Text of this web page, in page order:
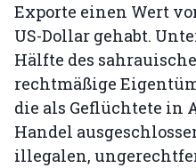
Exporte einen Wert
US-Dollar gehabt.
Hälfte des
rechtmäßige
die als Geflüchtete in
Handel
illegalen,